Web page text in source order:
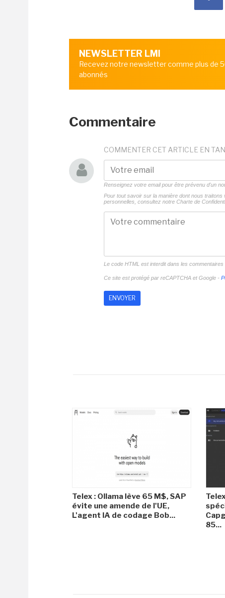
NEWSLETTER LMI
Recevez notre newsletter comme plus de
abonnés
Commentaire
COMMENTER CET ARTICLE EN
Renseignez votre email pour être prévenu d'un
Pour tout savoir sur la manière dont nous traitons
personnelles, consultez notre Charte de
Le code HTML est interdit dans les commentaires
Ce site est protégé par reCAPTCHA et Google -
Telex : Ollama lève 65 M$, SAP
évite une amende de l'UE,
L'agent IA de codage Bob...
85...